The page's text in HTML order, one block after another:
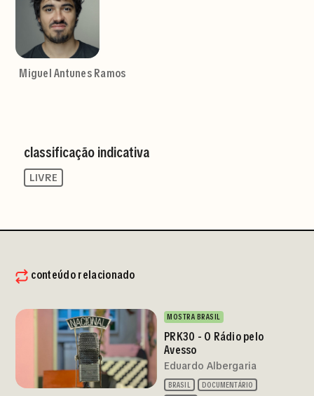
Miguel Antunes Ramos
classificação indicativa
LIVRE
conteúdo relacionado
MOSTRA BRASIL
PRK30 - O Rádio pelo
Avesso
Eduardo Albergaria
BRASIL
DOCUMENTÁRIO